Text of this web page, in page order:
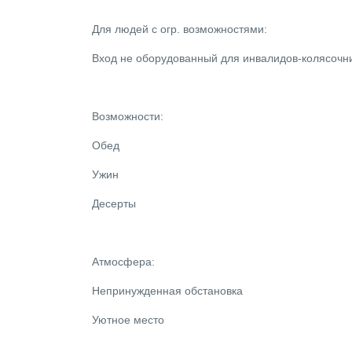
Для людей с огр. возможностями:
Вход не оборудованный для инвалидов-
Возможности:
Обед
Ужин
Десерты
Атмосфера:
Непринужденная обстановка
Уютное место